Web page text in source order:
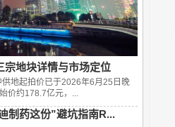
宗地块详情与市场定位
供地起拍价已于2026年6月25日晚
价约178.7亿元‌，...
制药这份”避坑指南R...